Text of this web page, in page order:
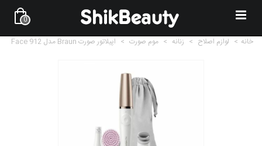
0
خانه > لوازم اصلاح > زنانه > موم صورت > اپیلاتور صورت Braun مدل Face 912